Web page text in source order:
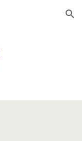
Skip to navigation